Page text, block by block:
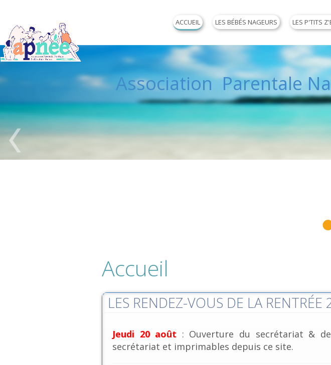
ACCUEIL LES BÉBÉS NAGEURS LES P'TITS
Association Parentale
Accueil
LES RENDEZ-VOUS DE LA
Jeudi 20 août : Ouverture du secrétariat &
secrétariat et imprimables depuis ce site.